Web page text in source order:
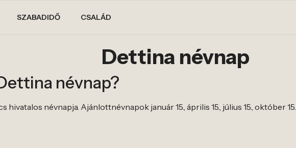
SZABADIDŐ CSALÁD
Dettina névnap
névnap?
hivatalos névnapja. Ajánlottnévnapok január 15., április 15., július 15., október 15.